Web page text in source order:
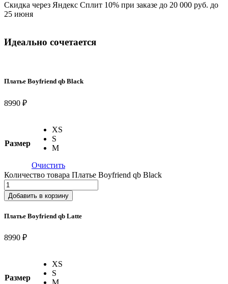
Скидка через Яндекс Сплит 10% при заказе до 20 000 руб. до
25 июня
Идеально сочетается
Платье Boyfriend qb Black
8990 ₽
Размер
XS
S
M
Очистить
Количество товара Платье Boyfriend qb Black
Добавить в корзину
Платье Boyfriend qb Latte
8990 ₽
Размер
XS
S
M